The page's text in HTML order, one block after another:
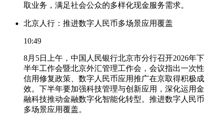
取业务，满足社会公众的多样化现金服务需求。
北京人行：推进数字人民币多场景应用覆盖
10:49
8月5日上午，中国人民银行北京市分行召开2026年下
半年工作会暨北京外汇管理工作会，会议指出一次性
信用修复政策、数字人民币应用推广在京取得积极成
效。下半年要加强科技管理与创新应用，深化运用金
融科技推动金融数字化智能化转型。推进数字人民币
多场景应用覆盖。